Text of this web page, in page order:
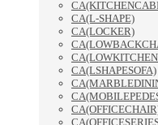
CA(L-SHAPE)
CA(LOCKER)
CA(LSHAPESOFA)